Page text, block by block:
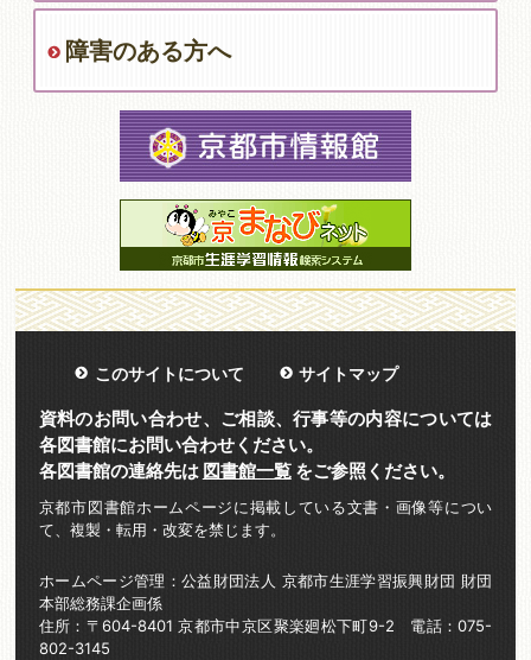
障害のある方へ
このサイトについて サイトマップ
資料のお問い合わせ、ご相談、行事等の内容については
各図書館にお問い合わせください。
各図書館の連絡先は 図書館一覧をご参照ください。
京都市図書館ホームページに掲載している文書・画像等につい
て、複製・転用・改変を禁じます。
ホームページ管理：公益財団法人 京都市生涯学習振興財団 財団
本部総務課企画係
住所：〒604-8401 京都市中京区聚楽廻松下町9-2 電話：075-
802-3145